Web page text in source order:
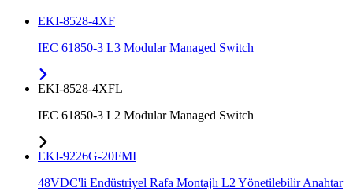
EKI-8528-4XF
IEC 61850-3 L3 Modular Managed Switch
EKI-8528-4XFL
IEC 61850-3 L2 Modular Managed Switch
EKI-9226G-20FMI
48VDC'li Endüstriyel Rafa Montajlı L2 Yönetilebilir Anahtar